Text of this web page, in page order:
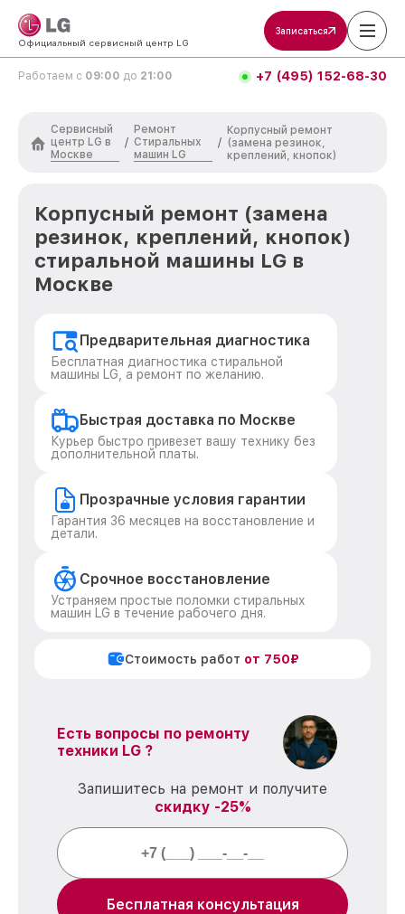
Официальный сервисный центр LG
Записаться
Работаем с 09:00 до 21:00 +7 (495) 152-68-30
Сервисный
центр LG в
Москве
/
Ремонт
Стиральных
машин LG
/
Корпусный ремонт
(замена резинок,
креплений, кнопок)
Корпусный ремонт (замена
резинок, креплений, кнопок)
стиральной машины LG в
Москве
Предварительная диагностика
Бесплатная диагностика стиральной
машины LG, а ремонт по желанию.
Быстрая доставка по Москве
Курьер быстро привезет вашу технику без
дополнительной платы.
Прозрачные условия гарантии
Гарантия 36 месяцев на восстановление и
детали.
Срочное восстановление
Устраняем простые поломки стиральных
машин LG в течение рабочего дня.
Стоимость работ от 750₽
Есть вопросы по ремонту
техники LG ?
Запишитесь на ремонт и получите
скидку -25%
Бесплатная консультация